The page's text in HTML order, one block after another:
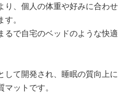
り、個人の体重や好みに合わせ
。
るで自宅のベッドのような快適
して開発され、睡眠の質向上に
ットです。